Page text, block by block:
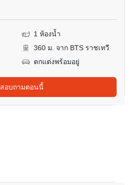
1 ห้องน้ำ
360 ม. จาก BTS ราชเทวี
ตกแต่งพร้อมอยู่
สอบถามตอนนี้